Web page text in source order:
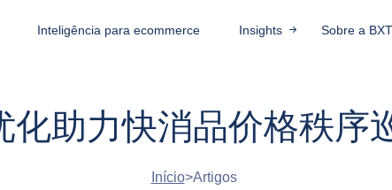
Inteligência para ecommerce Insights Sobre a
化助力快消品价格秩序
Início>Artigos